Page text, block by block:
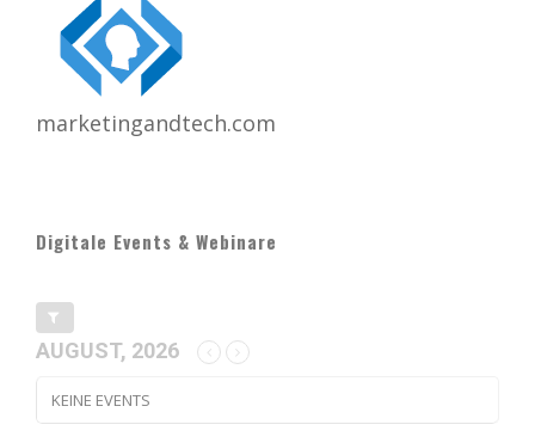
marketingandtech.com
Digitale Events & Webinare
AUGUST, 2026
KEINE EVENTS